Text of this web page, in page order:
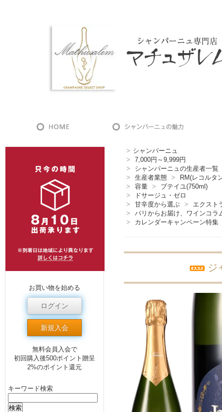
> シャンパーニュ
>
7,000円～9,999円
>
シャンパーニュの生産者一覧
>
生産者業態 >
RM(レコルタ
>
容量 >
ブテイユ(750ml)
>
ドサージュ・ゼロ
>
甘辛度から選ぶ >
エクスト
>
パリからお届け、ワインコラ
>
カレンダーキャンペーン特集
ジ
お買い物を始める
ログイン
新規入会
無料会員入会で
初回購入後500ポイント贈呈
2%のポイント還元
キーワード検索